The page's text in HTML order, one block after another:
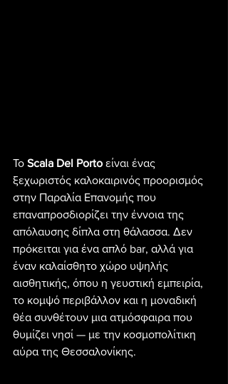
Το Scala Del Porto είναι ένας
ξεχωριστός καλοκαιρινός προορισμός
στην Παραλία Επανομής που
επαναπροσδιορίζει την έννοια της
απόλαυσης δίπλα στη θάλασσα. Δεν
πρόκειται για ένα απλό bar, αλλά για
έναν καλαίσθητο χώρο υψηλής
αισθητικής, όπου η γευστική εμπειρία,
το κομψό περιβάλλον και η μοναδική
θέα συνθέτουν μια ατμόσφαιρα που
θυμίζει νησί — με την κοσμοπολίτικη
αύρα της Θεσσαλονίκης.